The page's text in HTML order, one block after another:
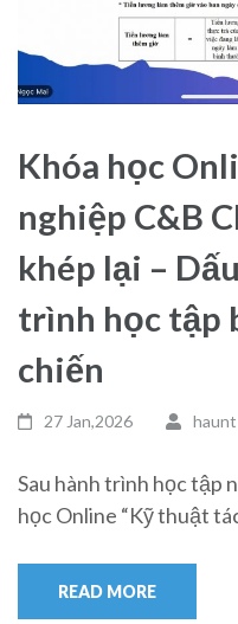
Khóa học
nghiệp C&B
khép lại –
trình học tập
chiến
27 Jan,2026 haunt
Sau hành trình học tập
học Online “Kỹ thuật
READ MORE